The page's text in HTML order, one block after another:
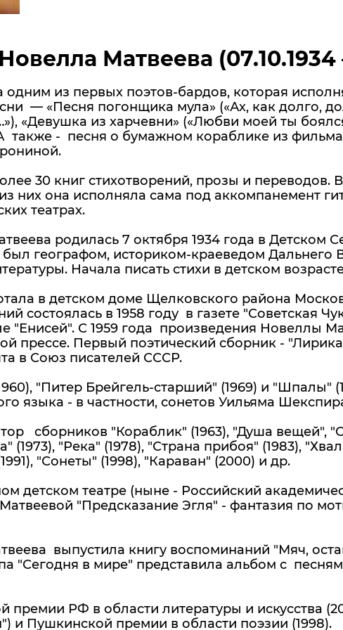
Матвеева (07.10.1934
из первых поэтов-бардов, которая
— «Песня погонщика мула» («Ах, как долго,
«Девушка из харчевни» («Любви моей ты
также - песня о бумажном кораблике из
30 книг стихотворений, прозы и переводов.
них она исполняла сама под аккомпанемент
театрах.
родилась 7 октября 1934 года в Детском
географом, историком-краеведом Дальнего
Начала писать стихи в детском
в детском доме Щелковского района
состоялась в 1958 году в газете "Советская
"Енисей". С 1959 года произведения Новеллы
прессе. Первый поэтический сборник -
в Союз писателей СССР.
"Питер Брейгель-старший" (1969) и "Шпалы"
языка - в частности, сонетов Уильяма
сборников "Кораблик" (1963), "Душа вещей",
(1973), "Река" (1978), "Страна прибоя" (1983),
"Сонеты" (1998), "Караван" (2000) и др.
детском театре (ныне - Российский
"Предсказание Эгля" - фантазия по
выпустила книгу воспоминаний "Мяч,
"Сегодня в мире" представила альбом с
премии РФ в области литературы и искусства
и Пушкинской премии в области поэзии (1998).